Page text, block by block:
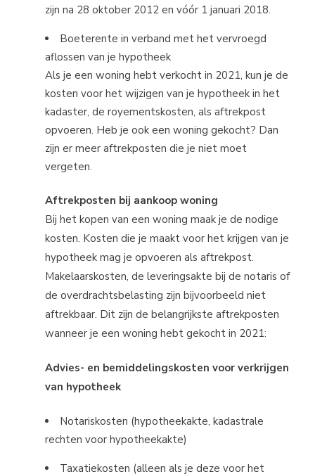
zijn na 28 oktober 2012 en vóór 1 januari 2018.
Boeterente in verband met het vervroegd
aflossen van je hypotheek
Als je een woning hebt verkocht in 2021, kun je de
kosten voor het wijzigen van je hypotheek in het
kadaster, de royementskosten, als aftrekpost
opvoeren. Heb je ook een woning gekocht? Dan
zijn er meer aftrekposten die je niet moet
vergeten.
Aftrekposten bij aankoop woning
Bij het kopen van een woning maak je de nodige
kosten. Kosten die je maakt voor het krijgen van je
hypotheek mag je opvoeren als aftrekpost.
Makelaarskosten, de leveringsakte bij de notaris of
de overdrachtsbelasting zijn bijvoorbeeld niet
aftrekbaar. Dit zijn de belangrijkste aftrekposten
wanneer je een woning hebt gekocht in 2021:
Advies- en bemiddelingskosten voor verkrijgen
van hypotheek
Notariskosten (hypotheekakte, kadastrale
rechten voor hypotheekakte)
Taxatiekosten (alleen als je deze voor het